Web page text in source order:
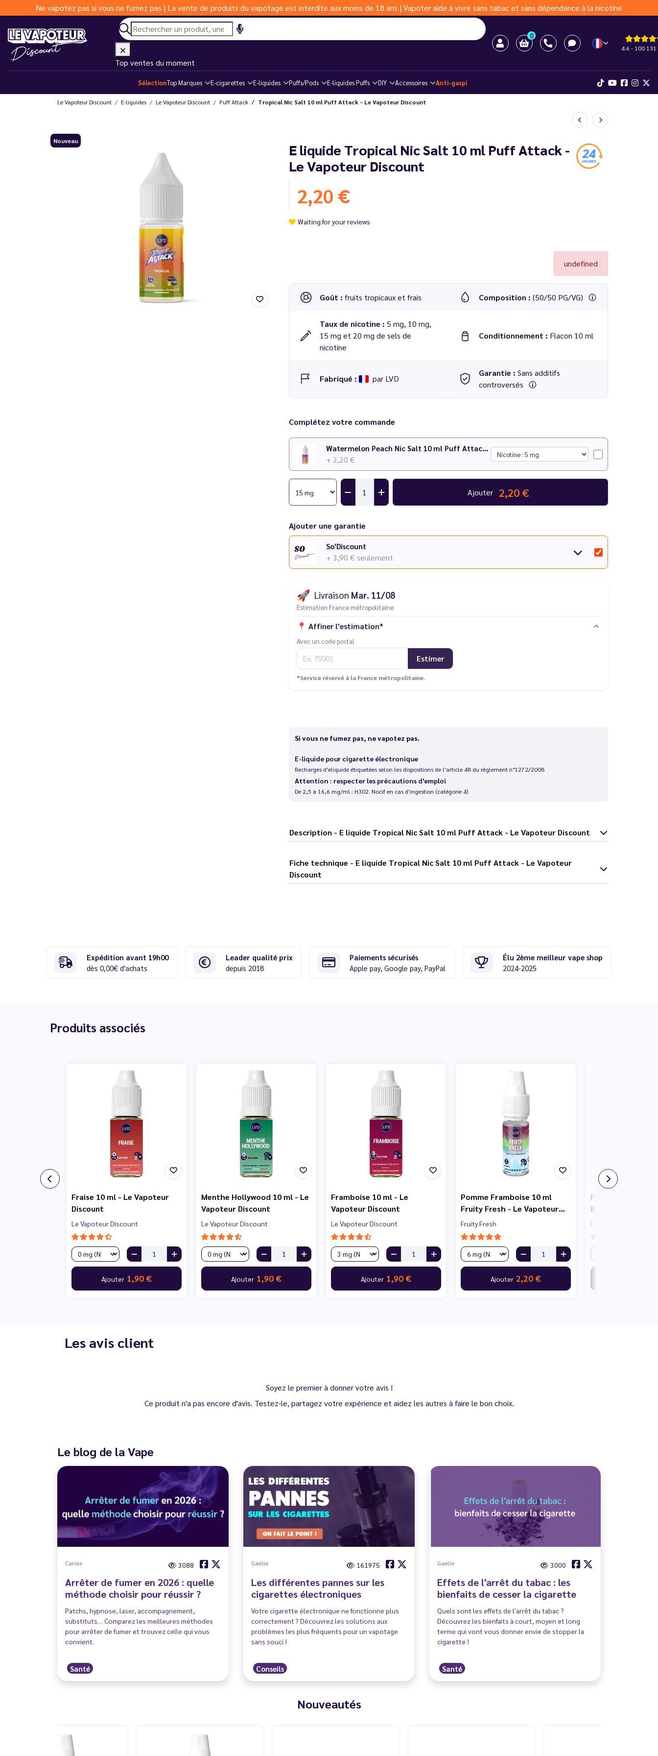
Ne vapotez pas si vous ne fumez pas | La vente de produits du vapotage est interdite aux moins de 18 ans | Vapoter aide à vivre sans tabac et sans dépendance à la nicotine
0
4.6 - 100 131
Top ventes du moment
SélectionTop Marques E-cigarettes E-liquides Puffs/Pods E-liquides Puffs DIY Accessoires Anti-gaspi
Le Vapoteur Discount E-liquides Le Vapoteur Discount Puff Attack Tropical Nic Salt 10 ml Puff Attack - Le Vapoteur Discount
Nouveau
E liquide Tropical Nic Salt 10 ml Puff Attack -
Le Vapoteur Discount
2,20 €
Waiting for your reviews
undefined
Goût : fruits tropicaux et frais Composition : (50/50 PG/VG)
Taux de nicotine : 5 mg, 10 mg,
15 mg et 20 mg de sels de
nicotine
Conditionnement : Flacon 10 ml
Fabriqué : par LVD
Garantie : Sans additifs
controversés
Complétez votre commande
Watermelon Peach Nic Salt 10 ml Puff Attack - Le Vapoteur Discount
+ 2,20 €
Ajouter 2,20 €
Ajouter une garantie
So'Discount
+ 3,90 € seulement
🚀 Livraison Mar. 11/08
Estimation France métropolitaine
📍 Affiner l'estimation*
Avec un code postal
Estimer
*Service réservé à la France métropolitaine.
Si vous ne fumez pas, ne vapotez pas.
E-liquide pour cigarette électronique
Recharges d'eliquide étiquetées selon les dispositions de l'article 48 du règlement n°1272/2008
Attention : respecter les précautions d'emploi
De 2,5 à 16,6 mg/ml : H302. Nocif en cas d'ingestion (catégorie 4)
Description - E liquide Tropical Nic Salt 10 ml Puff Attack - Le Vapoteur Discount
Fiche technique - E liquide Tropical Nic Salt 10 ml Puff Attack - Le Vapoteur
Discount
Expédition avant 19h00
dès 0,00€ d'achats
Leader qualité prix
depuis 2018
Paiements sécurisés
Apple pay, Google pay, PayPal
Élu 2ème meilleur vape shop
2024-2025
Produits associés
Fraise 10 ml - Le Vapoteur
Discount
Le Vapoteur Discount
Ajouter 1,90 €
Menthe Hollywood 10 ml - Le
Vapoteur Discount
Le Vapoteur Discount
Ajouter 1,90 €
Framboise 10 ml - Le
Vapoteur Discount
Le Vapoteur Discount
Ajouter 1,90 €
Pomme Framboise 10 ml
Fruity Fresh - Le Vapoteur…
Fruity Fresh
Ajouter 2,20 €
Fruits Rouges
Blanc 10 ml
Fruity Fresh
Les avis client
Soyez le premier à donner votre avis !
Ce produit n'a pas encore d'avis. Testez-le, partagez votre expérience et aidez les autres à faire le bon choix.
Le blog de la Vape
Carole 3088
Arrêter de fumer en 2026 : quelle
méthode choisir pour réussir ?
Patchs, hypnose, laser, accompagnement,
substituts… Comparez les meilleures méthodes
pour arrêter de fumer et trouvez celle qui vous
convient.
Santé
Gaelle 161975
Les différentes pannes sur les
cigarettes électroniques
Votre cigarette électronique ne fonctionne plus
correctement ? Découvrez les solutions aux
problèmes les plus fréquents pour un vapotage
sans souci !
Conseils
Gaelle 3000
Effets de l'arrêt du tabac : les
bienfaits de cesser la cigarette
Quels sont les effets de l'arrêt du tabac ?
Découvrez les bienfaits à court, moyen et long
terme qui vont vous donner envie de stopper la
cigarette !
Santé
Nouveautés